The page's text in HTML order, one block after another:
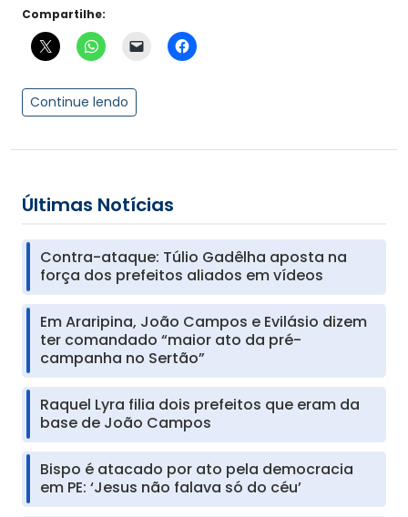
Compartilhe:
Continue lendo
Últimas Notícias
Contra-ataque: Túlio Gadêlha aposta na
força dos prefeitos aliados em vídeos
Em Araripina, João Campos e Evilásio dizem
ter comandado “maior ato da pré-
campanha no Sertão”
Raquel Lyra filia dois prefeitos que eram da
base de João Campos
Bispo é atacado por ato pela democracia
em PE: ‘Jesus não falava só do céu’